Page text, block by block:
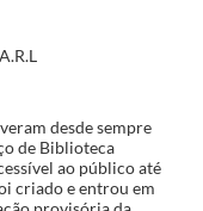
desde sempre
de Biblioteca
ao público até
criado e entrou em